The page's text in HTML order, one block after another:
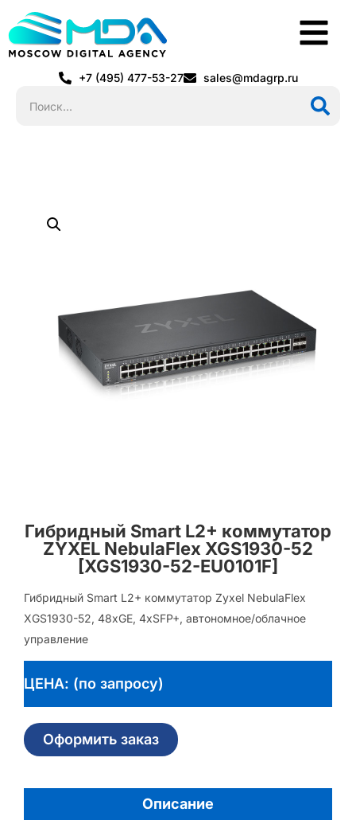
+7 (495) 477-53-27 sales@mdagrp.ru
Гибридный Smart L2+ коммутатор
ZYXEL NebulaFlex XGS1930-52
[XGS1930-52-EU0101F]
Гибридный Smart L2+ коммутатор Zyxel NebulaFlex
XGS1930-52, 48xGE, 4xSFP+, автономное/облачное
управление
ЦЕНА: (по запросу)
Оформить заказ
Описание